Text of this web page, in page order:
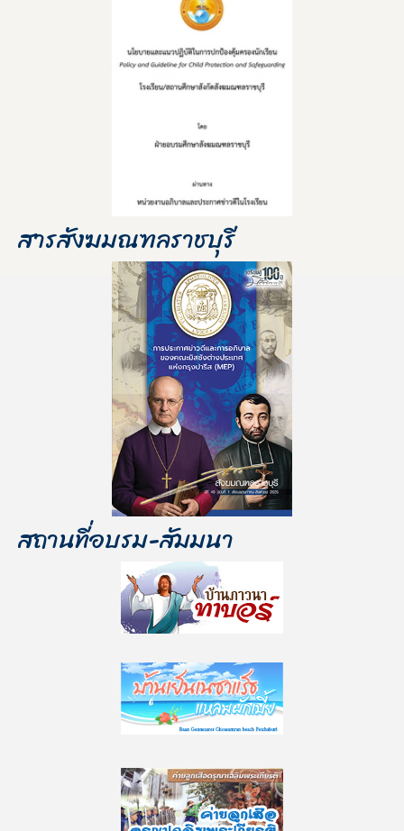
สารสังฆมณฑลราชบุรี
สถานที่อบรม-สัมมนา